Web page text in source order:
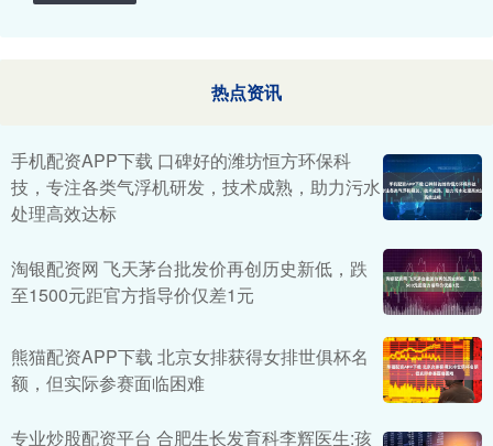
热点资讯
手机配资APP下载 口碑好的潍坊恒方环保科
技，专注各类气浮机研发，技术成熟，助力污水
处理高效达标
淘银配资网 飞天茅台批发价再创历史新低，跌
至1500元距官方指导价仅差1元
熊猫配资APP下载 北京女排获得女排世俱杯名
额，但实际参赛面临困难
专业炒股配资平台 合肥生长发育科李辉医生:孩